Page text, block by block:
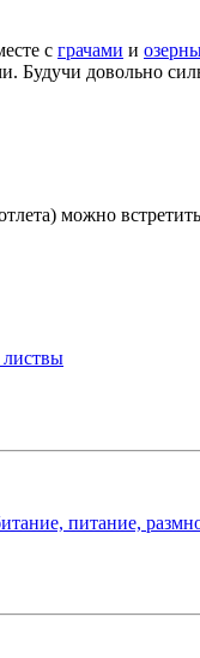
с грачами и
Будучи довольно
можно